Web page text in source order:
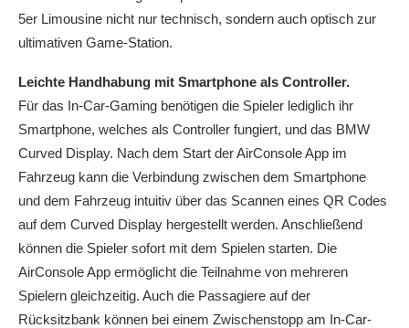
5er Limousine nicht nur technisch, sondern auch optisch zur
ultimativen Game-Station.
Leichte Handhabung mit Smartphone als Controller.
Für das In-Car-Gaming benötigen die Spieler lediglich ihr
Smartphone, welches als Controller fungiert, und das BMW
Curved Display. Nach dem Start der AirConsole App im
Fahrzeug kann die Verbindung zwischen dem Smartphone
und dem Fahrzeug intuitiv über das Scannen eines QR Codes
auf dem Curved Display hergestellt werden. Anschließend
können die Spieler sofort mit dem Spielen starten. Die
AirConsole App ermöglicht die Teilnahme von mehreren
Spielern gleichzeitig. Auch die Passagiere auf der
Rücksitzbank können bei einem Zwischenstopp am In-Car-